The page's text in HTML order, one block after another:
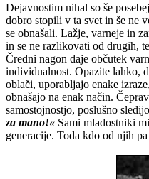
Dejavnostim nihal so še
dobro stopili v ta svet in še ne
se obnašali. Lažje, varneje in
in se ne razlikovati od drugih,
Čredni nagon daje občutek
individualnost. Opazite lahko,
oblači, uporabljajo enake
obnašajo na enak način.
samostojnostjo, poslušno
za mano!« Sami mladostniki
generacije. Toda kdo od njih